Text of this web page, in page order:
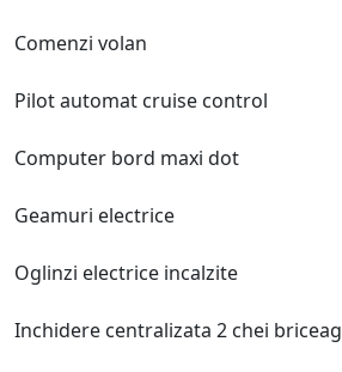
Comenzi volan
Pilot automat cruise control
Computer bord maxi dot
Geamuri electrice
Oglinzi electrice incalzite
Inchidere centralizata 2 chei briceag